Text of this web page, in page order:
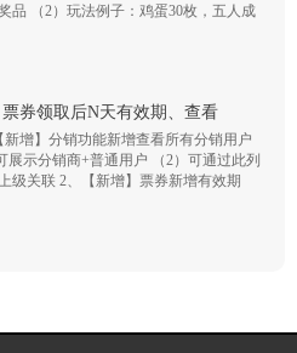
品 （2）玩法例子：鸡蛋30枚，五人成
券领取后N天有效期、查看
新增】分销功能新增查看所有分销用户
展示分销商+普通用户 （2）可通过此列
级关联 2、【新增】票券新增有效期